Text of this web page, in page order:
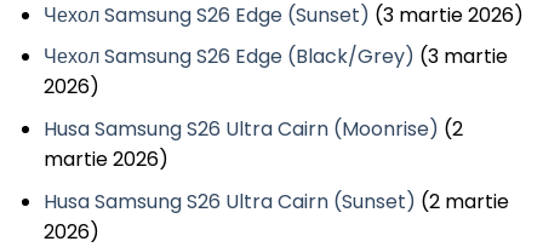
Чехол Samsung S26 Edge (Sunset) (3 martie 2026)
Чехол Samsung S26 Edge (Black/Grey) (3 martie
2026)
Husa Samsung S26 Ultra Cairn (Moonrise) (2
martie 2026)
Husa Samsung S26 Ultra Cairn (Sunset) (2 martie
2026)